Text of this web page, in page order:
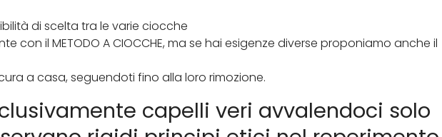
di scelta tra le varie ciocche
con il METODO A CIOCCHE, ma se hai esigenze diverse proponiamo anche il
a casa, seguendoti fino alla loro rimozione.
capelli veri avvalendoci solo